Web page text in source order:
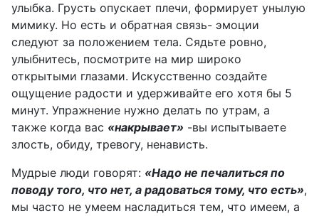
улыбка. Грусть опускает плечи, формирует унылую
мимику. Но есть и обратная связь- эмоции
следуют за положением тела. Сядьте ровно,
улыбнитесь, посмотрите на мир широко
открытыми глазами. Искусственно создайте
ощущение радости и удерживайте его хотя бы 5
минут. Упражнение нужно делать по утрам, а
также когда вас «накрывает» -вы испытываете
злость, обиду, тревогу, ненависть.
Мудрые люди говорят: «Надо не печалиться по
поводу того, что нет, а радоваться тому, что есть»,
мы часто не умеем насладиться тем, что имеем, а